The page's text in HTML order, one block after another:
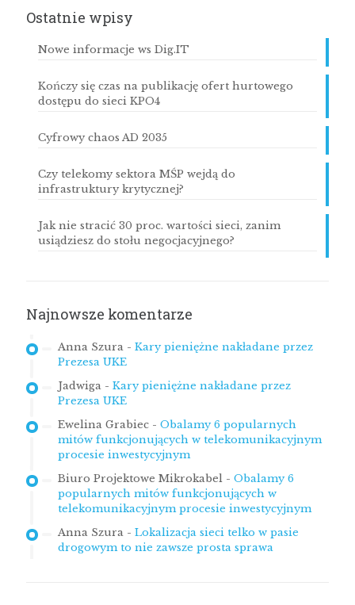
Ostatnie wpisy
Nowe informacje ws Dig.IT
Kończy się czas na publikację ofert hurtowego
dostępu do sieci KPO4
Cyfrowy chaos AD 2035
Czy telekomy sektora MŚP wejdą do
infrastruktury krytycznej?
Jak nie stracić 30 proc. wartości sieci, zanim
usiądziesz do stołu negocjacyjnego?
Najnowsze komentarze
Anna Szura - Kary pieniężne nakładane przez
Prezesa UKE
Jadwiga - Kary pieniężne nakładane przez
Prezesa UKE
Ewelina Grabiec - Obalamy 6 popularnych
mitów funkcjonujących w telekomunikacyjnym
procesie inwestycyjnym
Biuro Projektowe Mikrokabel - Obalamy 6
popularnych mitów funkcjonujących w
telekomunikacyjnym procesie inwestycyjnym
Anna Szura - Lokalizacja sieci telko w pasie
drogowym to nie zawsze prosta sprawa